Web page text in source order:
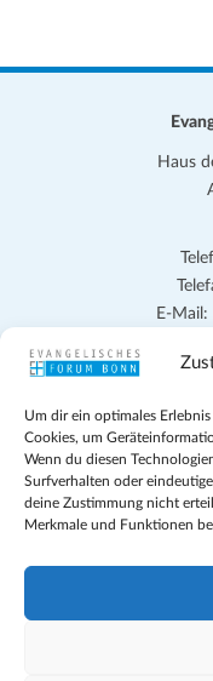
Um dir ein optimales
Cookies, um
Wenn du diesen
Surfverhalten oder
deine Zustimmung nicht
Merkmale und Funktionen
Haus
E-Mail:
Das Evangelische
persönlichen,
eingehen, zu offener
anregen und mithelfen,
im individuellen und
denken,